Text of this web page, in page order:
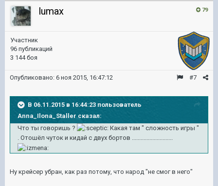
79
lumax
Участник
96 публикаций
3 144 боя
#7
Опубликовано: 6 ноя 2015, 16:47:12
В 06.11.2015 в 16:44:23 пользователь
Anna_Ilona_Staller сказал:
Что ты говоришь ?
Какая там " сложность игры "
. Отошёл чуток и кидай с двух бортов ............................
Ну крейсер убран, как раз потому, что народ "не смог в него"